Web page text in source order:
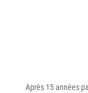
Après 15 années